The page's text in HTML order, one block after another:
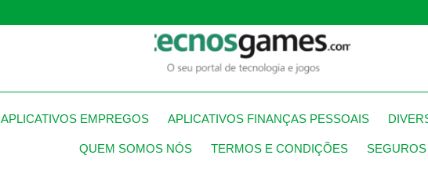
APLICATIVOS EMPREGOS APLICATIVOS FINANÇAS PESSOAIS
QUEM SOMOS NÓS TERMOS E CONDIÇÕES SEGUROS